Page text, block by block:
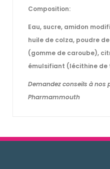
Composition:
Eau, sucre, amidon
huile de colza, poudre
(gomme de caroube),
émulsifiant (lécithine de
Demandez conseils à nos
Pharmammouth